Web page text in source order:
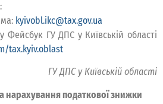
kyivobl.ikc@tax.gov.ua
Фейсбук ГУ ДПС у Київській області
tax.kyiv.oblast
ГУ ДПС у Київській області
нарахування податкової знижки